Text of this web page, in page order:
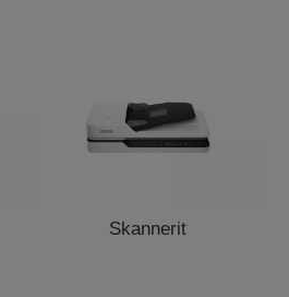
Skannerit